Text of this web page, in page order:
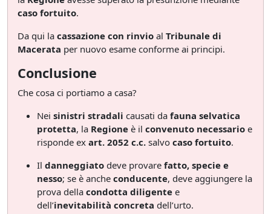
caso fortuito.
Da qui la cassazione con rinvio al Tribunale di
Macerata per nuovo esame conforme ai principi.
Conclusione
Che cosa ci portiamo a casa?
Nei sinistri stradali causati da fauna selvatica
protetta, la Regione è il convenuto necessario e
risponde ex art. 2052 c.c. salvo caso fortuito.
Il danneggiato deve provare fatto, specie e
nesso; se è anche conducente, deve aggiungere la
prova della condotta diligente e
dell’inevitabilità concreta dell’urto.